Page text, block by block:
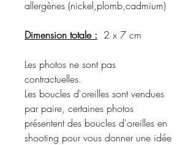
allergènes (nickel,plomb,cadmium)
Dimension totale : 2 x 7 cm
Les photos ne sont pas
contractuelles.
Les boucles d'oreilles sont vendues
par paire, certaines photos
présentent des boucles d'oreilles en
shooting pour vous donner une idée